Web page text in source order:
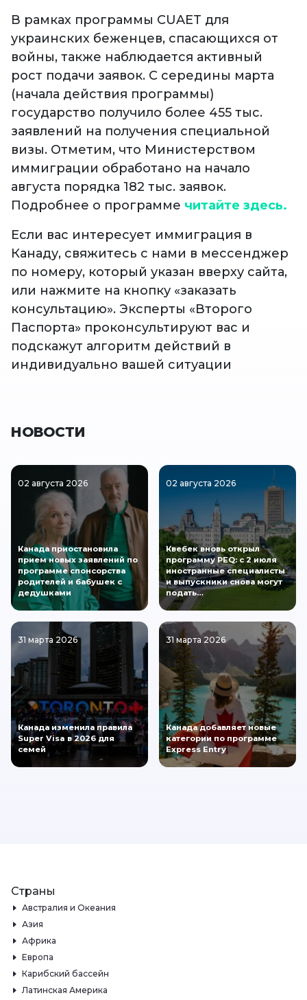
В рамках программы CUAET для
украинских беженцев, спасающихся от
войны, также наблюдается активный
рост подачи заявок. С середины марта
(начала действия программы)
государство получило более 455 тыс.
заявлений на получения специальной
визы. Отметим, что Министерством
иммиграции обработано на начало
августа порядка 182 тыс. заявок.
Подробнее о программе читайте здесь.
Если вас интересует иммиграция в
Канаду, свяжитесь с нами в мессенджер
по номеру, который указан вверху сайта,
или нажмите на кнопку «заказать
консультацию». Эксперты «Второго
Паспорта» проконсультируют вас и
подскажут алгоритм действий в
индивидуально вашей ситуации
НОВОСТИ
02 августа 2026
Канада приостановила
прием новых заявлений по
программе спонсорства
родителей и бабушек с
дедушками
02 августа 2026
Квебек вновь открыл
программу PEQ: с 2 июля
иностранные специалисты
и выпускники снова могут
подать…
31 марта 2026
Канада изменила правила
Super Visa в 2026 для
семей
31 марта 2026
Канада добавляет новые
категории по программе
Express Entry
Страны
Австралия и Океания
Азия
Африка
Европа
Карибский бассейн
Латинская Америка